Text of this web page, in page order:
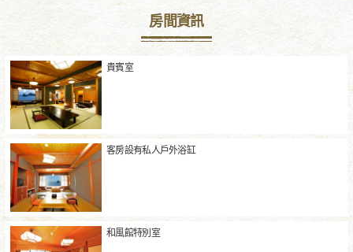
房間資訊
貴賓室
客房設有私人戶外浴缸
和風館特別室